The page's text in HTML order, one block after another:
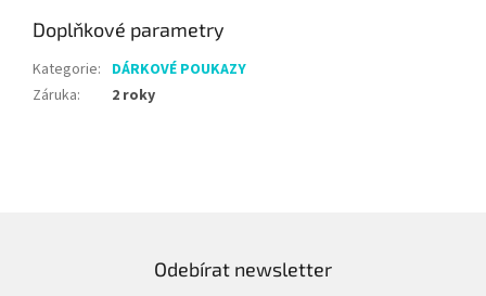
Doplňkové parametry
Kategorie: DÁRKOVÉ POUKAZY
Záruka: 2 roky
Odebírat newsletter